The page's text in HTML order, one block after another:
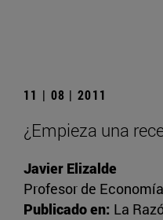
11 | 08 | 2011
¿Empieza una
Javier Elizalde
Profesor de
Publicado en: La